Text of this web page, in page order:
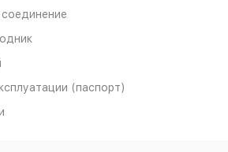
(паспорт)